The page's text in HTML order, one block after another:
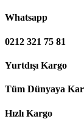
Whatsapp
0212 321 75 81
Yurtdışı Kargo
Tüm Dünyaya
Hızlı Kargo